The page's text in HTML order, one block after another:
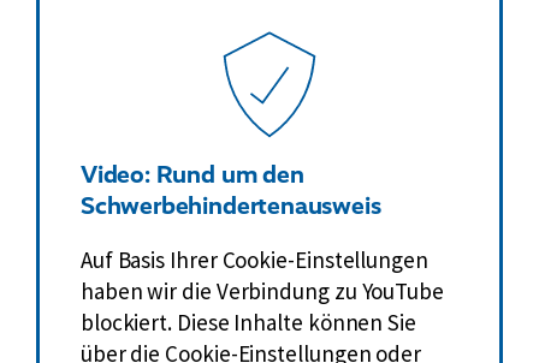
Video: Rund um den
Schwerbehindertenausweis
Auf Basis Ihrer Cookie-Einstellungen
haben wir die Verbindung zu YouTube
blockiert. Diese Inhalte können Sie
über die Cookie-Einstellungen oder